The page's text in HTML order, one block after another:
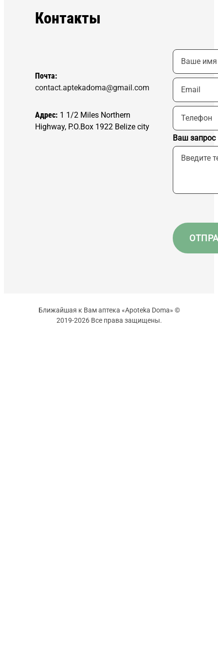
Контакты
Почта:
contact.aptekadoma@gmail.com
Адрес: 1 1/2 Miles Northern
Highway, P.O.Box 1922 Belize city
Ваш запрос
Ближайшая к Вам аптека «Apoteka Doma» ©
2019-2026 Все права защищены.